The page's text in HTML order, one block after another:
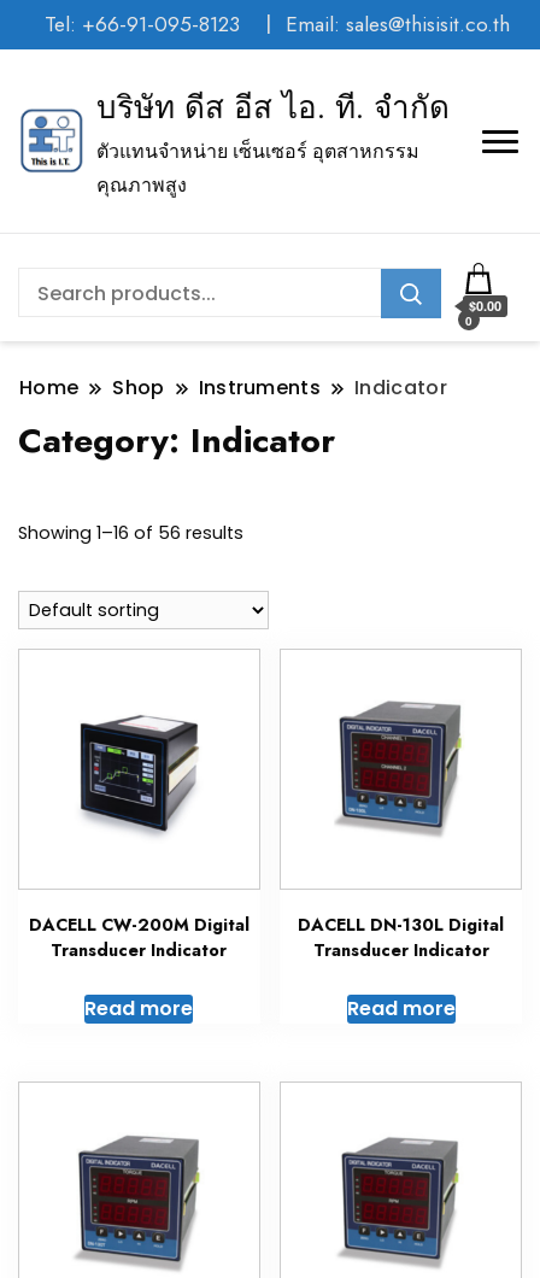
Tel: +66-91-095-8123 Email: sales@thisisit.co.th
บริษัท ดีส อีส ไอ. ที. จำกัด
ตัวแทนจำหน่าย เซ็นเซอร์ อุตสาหกรรม
คุณภาพสูง
0
$0.00
Home Shop Instruments Indicator
Category: Indicator
Showing 1–16 of 56 results
DACELL CW-200M Digital
Transducer Indicator
Read more
DACELL DN-130L Digital
Transducer Indicator
Read more